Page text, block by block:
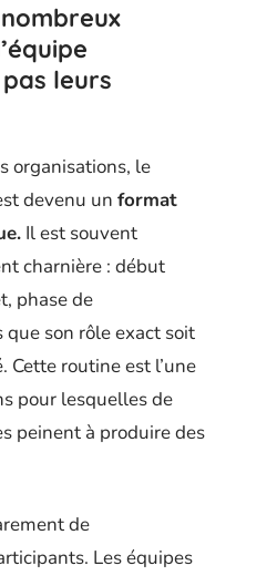
leurs
organisations, le
devenu un format
Il est souvent
charnière : début
phase de
son rôle exact soit
routine est l’une
pour lesquelles de
peinent à produire des
de
Les équipes